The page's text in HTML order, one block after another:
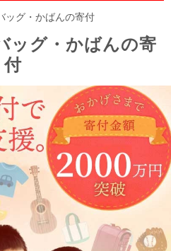
ッグ・かばんの寄付
ッグ・かばんの寄
付